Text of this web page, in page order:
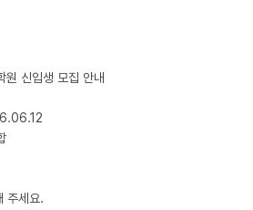
원 신입생 모집 안내
주세요.